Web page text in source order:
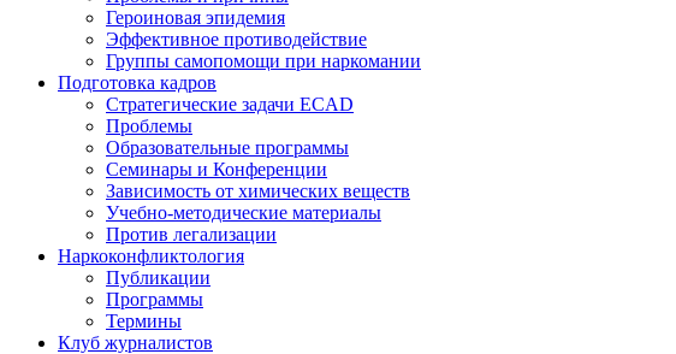
Героиновая эпидемия
Эффективное противодействие
Группы самопомощи при наркомании
Подготовка кадров
Стратегические задачи ECAD
Проблемы
Образовательные программы
Семинары и Конференции
Зависимость от химических веществ
Учебно-методические материалы
Против легализации
Наркоконфликтология
Публикации
Программы
Термины
Клуб журналистов